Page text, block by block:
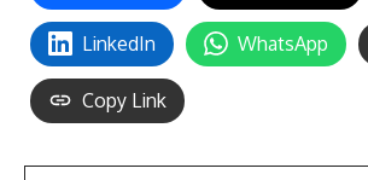
LinkedIn WhatsApp
Copy Link